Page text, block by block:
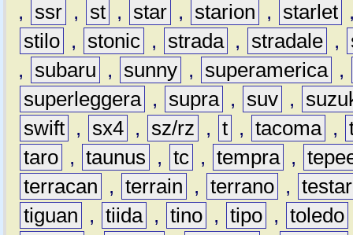
,
ssr , st , star , starion , starlet
stilo , stonic , strada , stradale ,
,
subaru , sunny , superamerica ,
superleggera , supra , suv ,
swift , sx4 , sz/rz , t , tacoma ,
taro , taunus , tc , tempra ,
terracan
, terrain , terrano ,
tiguan
, tiida , tino , tipo , toledo